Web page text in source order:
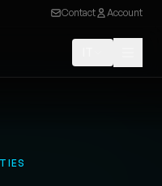
Contact Account